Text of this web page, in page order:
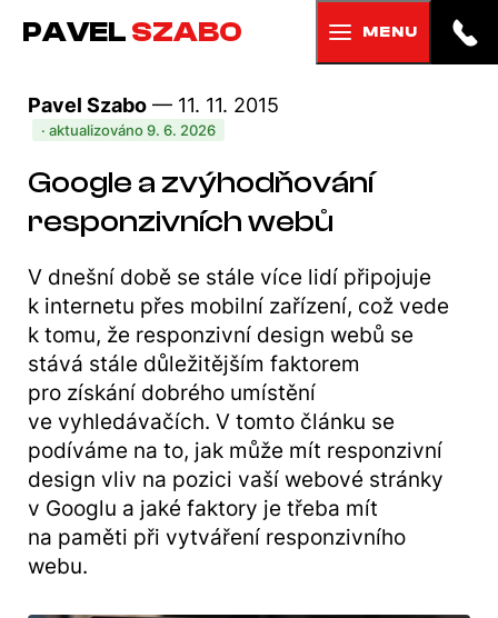
PAVEL SZABO MENU
Pavel Szabo — 11. 11. 2015
· aktualizováno 9. 6. 2026
Google a zvýhodňování
responzivních webů
V dnešní době se stále více lidí připojuje
k internetu přes mobilní zařízení, což vede
k tomu, že responzivní design webů se
stává stále důležitějším faktorem
pro získání dobrého umístění
ve vyhledávačích. V tomto článku se
podíváme na to, jak může mít responzivní
design vliv na pozici vaší webové stránky
v Googlu a jaké faktory je třeba mít
na paměti při vytváření responzivního
webu.